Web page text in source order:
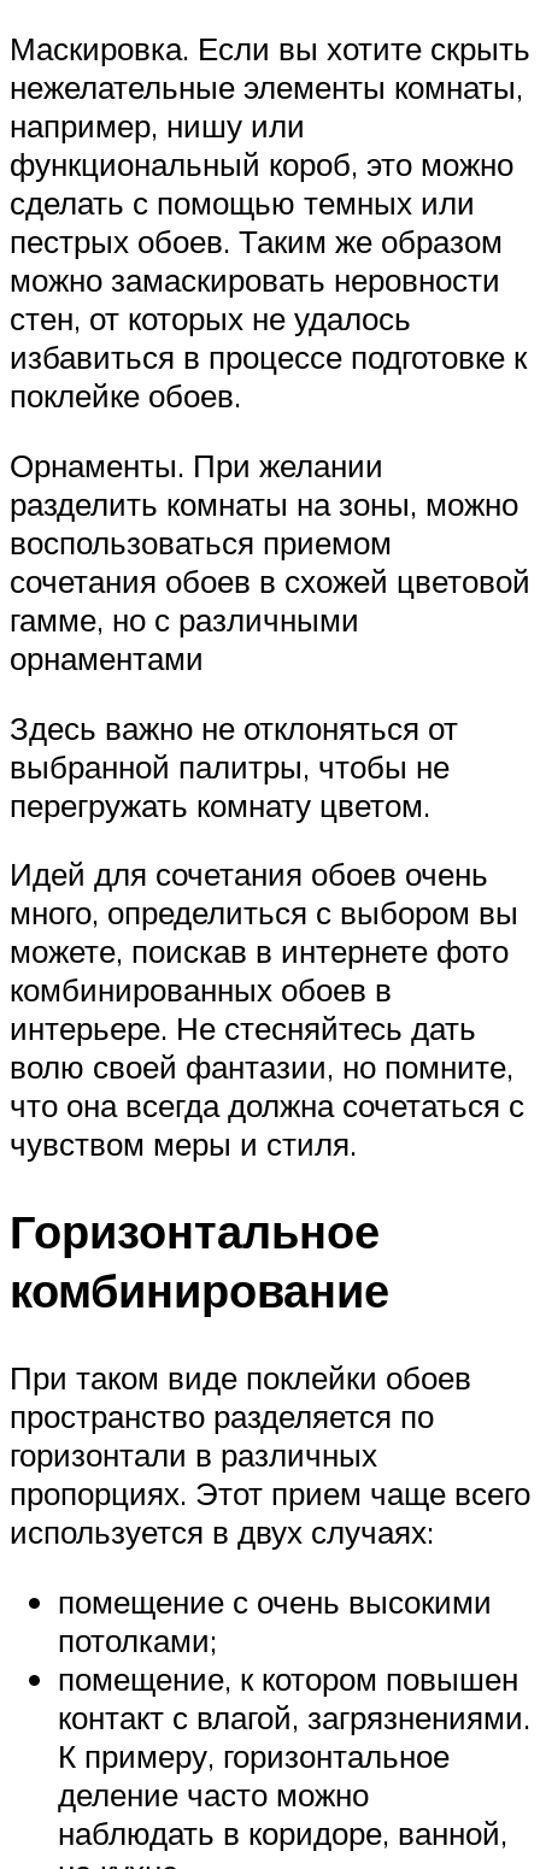
Маскировка. Если вы хотите скрыть
нежелательные элементы комнаты,
например, нишу или
функциональный короб, это можно
сделать с помощью темных или
пестрых обоев. Таким же образом
можно замаскировать неровности
стен, от которых не удалось
избавиться в процессе подготовке к
поклейке обоев.
Орнаменты. При желании
разделить комнаты на зоны, можно
воспользоваться приемом
сочетания обоев в схожей цветовой
гамме, но с различными
орнаментами
Здесь важно не отклоняться от
выбранной палитры, чтобы не
перегружать комнату цветом.
Идей для сочетания обоев очень
много, определиться с выбором вы
можете, поискав в интернете фото
комбинированных обоев в
интерьере. Не стесняйтесь дать
волю своей фантазии, но помните,
что она всегда должна сочетаться с
чувством меры и стиля.
Горизонтальное
комбинирование
При таком виде поклейки обоев
пространство разделяется по
горизонтали в различных
пропорциях. Этот прием чаще всего
используется в двух случаях:
помещение с очень высокими
потолками;
помещение, к котором повышен
контакт с влагой, загрязнениями.
К примеру, горизонтальное
деление часто можно
наблюдать в коридоре, ванной,